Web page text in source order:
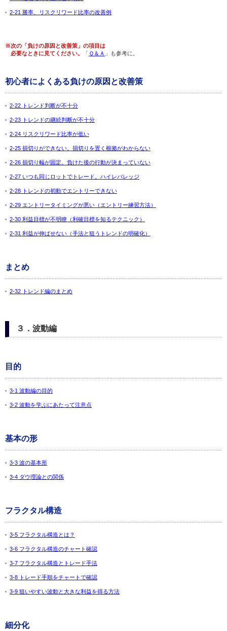
2-21 勝率、リスクリワード比率の改善例
※次の「負けの原因と改善策」の項目は
必要なときに見てください。
「 Ｑ＆Ａ 」も参考に。
初心者によくある負けの原因と改善策
2-22 トレンド判断が不十分
2-23 トレンドの継続判断が不十分
2-24 リスクリワード比率が低い
2-25 損切りができない。損切りを置く根拠がわからない
2-26 損切り幅が固定。負けた後の行動が決まっていない
2-27 いつも同じロットでトレード。ハイレバレッジ
2-28 トレンドの初動でエントリーできない
2-29 エントリータイミングが悪い（エントリー練習方法）
2-30 利益目標が不明瞭（利確目標を知るテクニック）
2-31 利益が伸ばせない（手法と狙うトレンドの明確化）
まとめ
2-32 トレンド編のまとめ
３．波動編
目的
3-1 波動編の目的
3-2 波動を学ぶにあたって注意点
基本の形
3-3 波の基本形
3-4 ダウ理論との関係
フラクタル構造
3-5 フラクタル構造とは？
3-6 フラクタル構造のチャート確認
3-7 フラクタル構造とトレード手法
3-8 トレード手順をチャートで確認
3-9 狙いやすい波動と大きな利益を得る方法
細分化